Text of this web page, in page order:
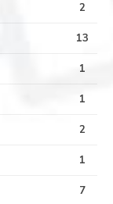
2
13
1
1
2
1
7